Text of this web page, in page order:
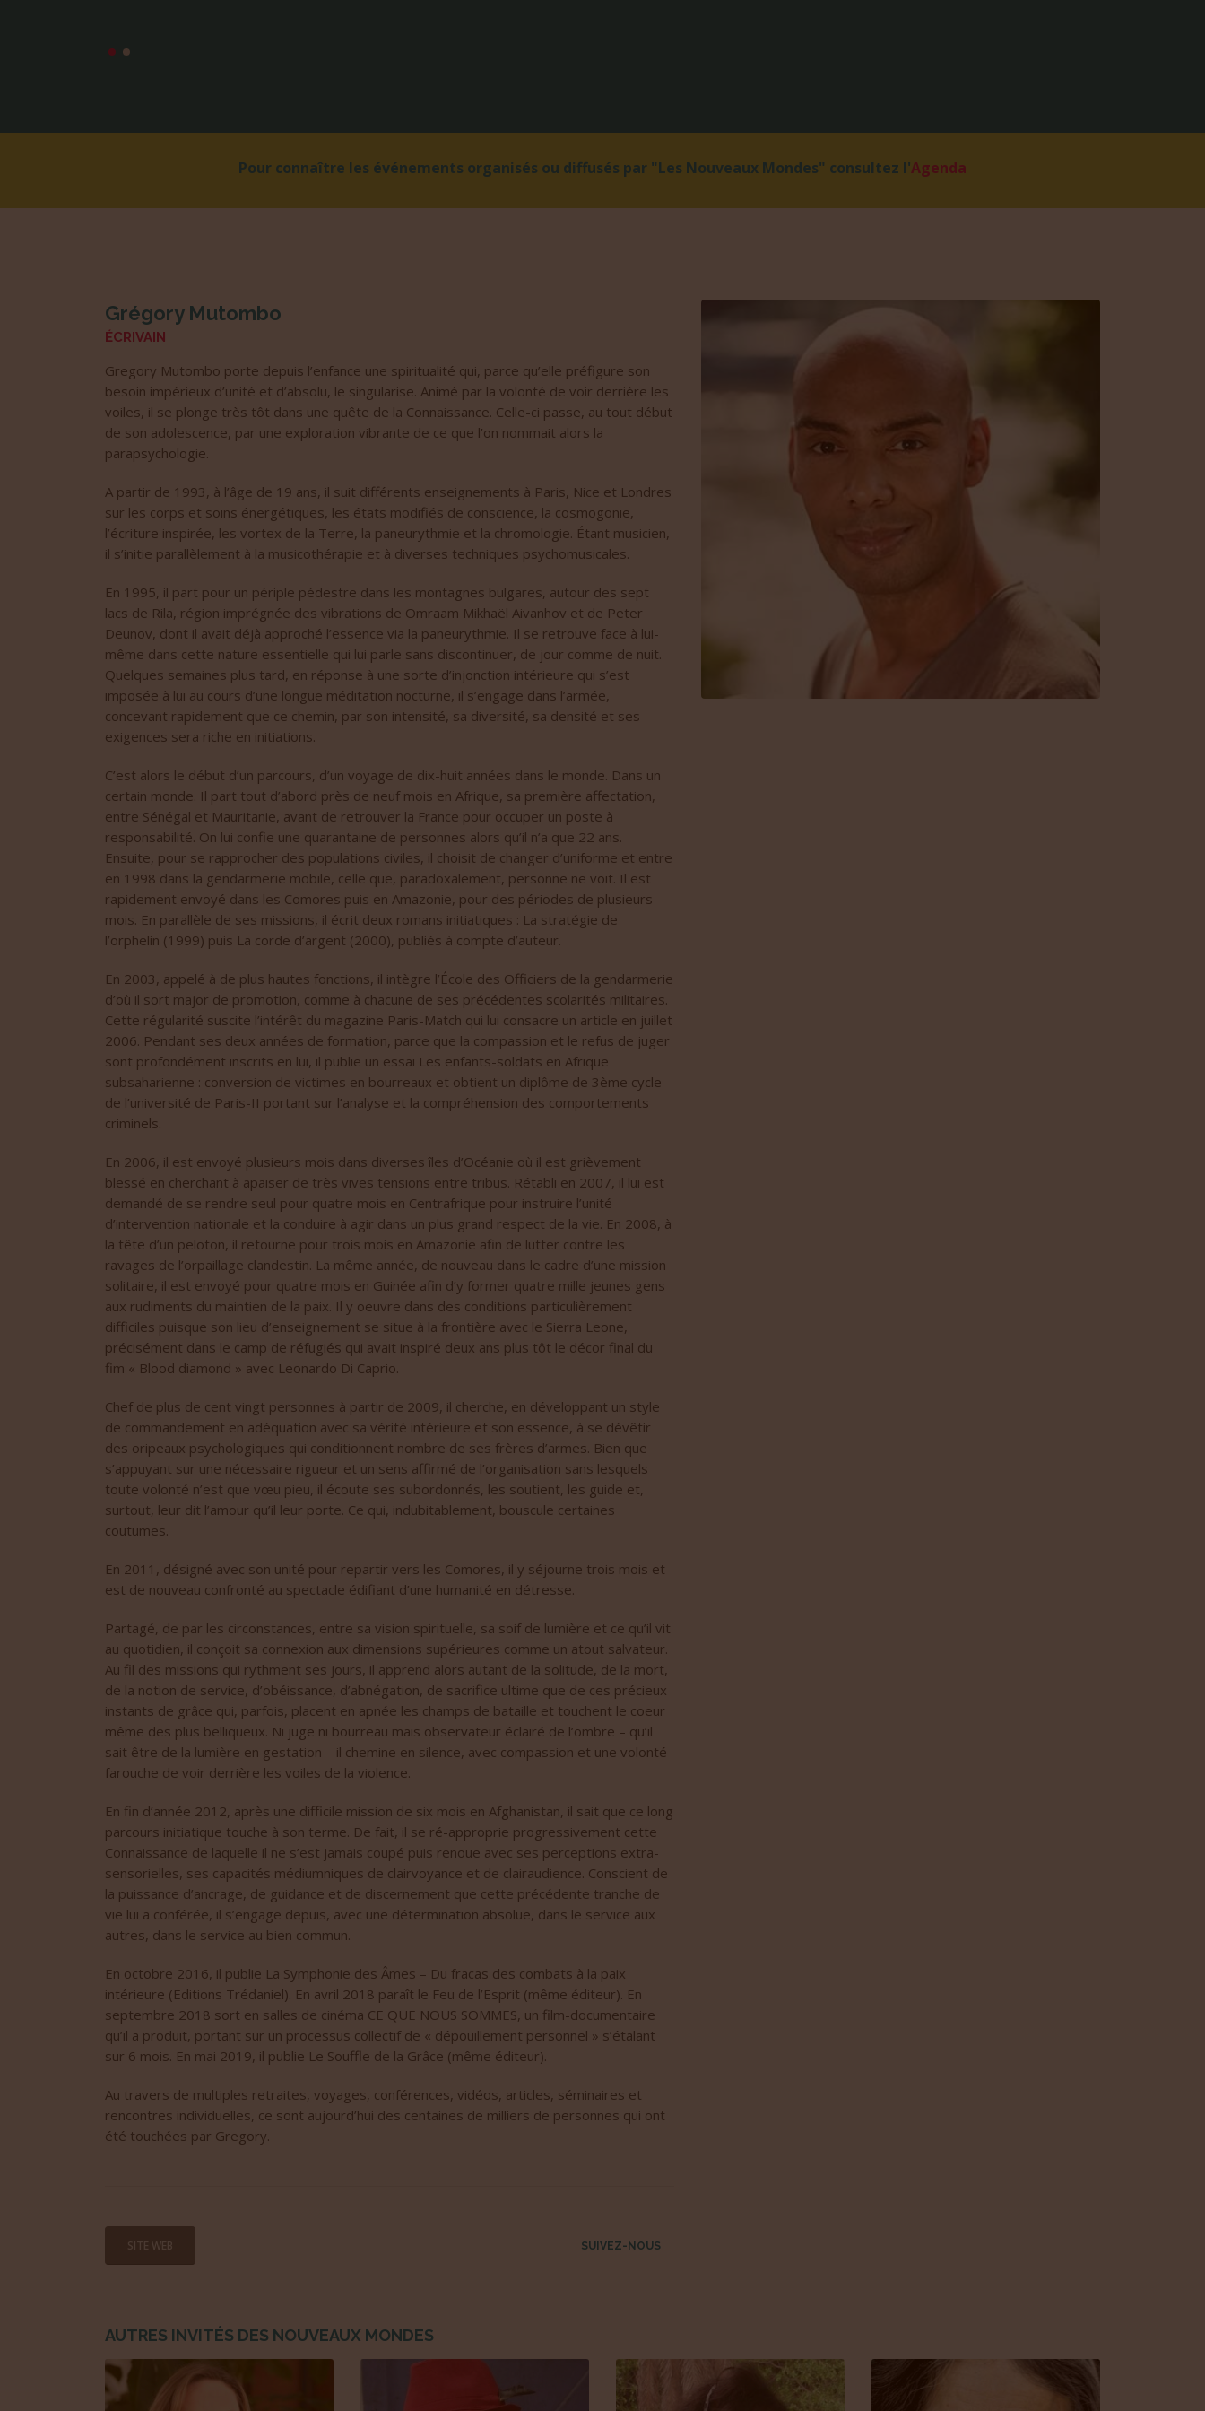
Pour connaître les événements organisés ou diffusés par "Les Nouveaux Mondes" consultez l'Agenda
Grégory Mutombo
ÉCRIVAIN
Gregory Mutombo porte depuis l’enfance une spiritualité qui, parce qu’elle préfigure son
besoin impérieux d’unité et d’absolu, le singularise. Animé par la volonté de voir derrière les
voiles, il se plonge très tôt dans une quête de la Connaissance. Celle-ci passe, au tout début
de son adolescence, par une exploration vibrante de ce que l’on nommait alors la
parapsychologie.
A partir de 1993, à l’âge de 19 ans, il suit différents enseignements à Paris, Nice et Londres
sur les corps et soins énergétiques, les états modifiés de conscience, la cosmogonie,
l’écriture inspirée, les vortex de la Terre, la paneurythmie et la chromologie. Étant musicien,
il s’initie parallèlement à la musicothérapie et à diverses techniques psychomusicales.
En 1995, il part pour un périple pédestre dans les montagnes bulgares, autour des sept
lacs de Rila, région imprégnée des vibrations de Omraam Mikhaël Aivanhov et de Peter
Deunov, dont il avait déjà approché l’essence via la paneurythmie. Il se retrouve face à lui-
même dans cette nature essentielle qui lui parle sans discontinuer, de jour comme de nuit.
Quelques semaines plus tard, en réponse à une sorte d’injonction intérieure qui s’est
imposée à lui au cours d’une longue méditation nocturne, il s’engage dans l’armée,
concevant rapidement que ce chemin, par son intensité, sa diversité, sa densité et ses
exigences sera riche en initiations.
C’est alors le début d’un parcours, d’un voyage de dix-huit années dans le monde. Dans un
certain monde. Il part tout d’abord près de neuf mois en Afrique, sa première affectation,
entre Sénégal et Mauritanie, avant de retrouver la France pour occuper un poste à
responsabilité. On lui confie une quarantaine de personnes alors qu’il n’a que 22 ans.
Ensuite, pour se rapprocher des populations civiles, il choisit de changer d’uniforme et entre
en 1998 dans la gendarmerie mobile, celle que, paradoxalement, personne ne voit. Il est
rapidement envoyé dans les Comores puis en Amazonie, pour des périodes de plusieurs
mois. En parallèle de ses missions, il écrit deux romans initiatiques : La stratégie de
l’orphelin (1999) puis La corde d’argent (2000), publiés à compte d’auteur.
En 2003, appelé à de plus hautes fonctions, il intègre l’École des Officiers de la gendarmerie
d’où il sort major de promotion, comme à chacune de ses précédentes scolarités militaires.
Cette régularité suscite l’intérêt du magazine Paris-Match qui lui consacre un article en juillet
2006. Pendant ses deux années de formation, parce que la compassion et le refus de juger
sont profondément inscrits en lui, il publie un essai Les enfants-soldats en Afrique
subsaharienne : conversion de victimes en bourreaux et obtient un diplôme de 3ème cycle
de l’université de Paris-II portant sur l’analyse et la compréhension des comportements
criminels.
En 2006, il est envoyé plusieurs mois dans diverses îles d’Océanie où il est grièvement
blessé en cherchant à apaiser de très vives tensions entre tribus. Rétabli en 2007, il lui est
demandé de se rendre seul pour quatre mois en Centrafrique pour instruire l’unité
d’intervention nationale et la conduire à agir dans un plus grand respect de la vie. En 2008, à
la tête d’un peloton, il retourne pour trois mois en Amazonie afin de lutter contre les
ravages de l’orpaillage clandestin. La même année, de nouveau dans le cadre d’une mission
solitaire, il est envoyé pour quatre mois en Guinée afin d’y former quatre mille jeunes gens
aux rudiments du maintien de la paix. Il y oeuvre dans des conditions particulièrement
difficiles puisque son lieu d’enseignement se situe à la frontière avec le Sierra Leone,
précisément dans le camp de réfugiés qui avait inspiré deux ans plus tôt le décor final du
fim « Blood diamond » avec Leonardo Di Caprio.
Chef de plus de cent vingt personnes à partir de 2009, il cherche, en développant un style
de commandement en adéquation avec sa vérité intérieure et son essence, à se dévêtir
des oripeaux psychologiques qui conditionnent nombre de ses frères d’armes. Bien que
s’appuyant sur une nécessaire rigueur et un sens affirmé de l’organisation sans lesquels
toute volonté n’est que vœu pieu, il écoute ses subordonnés, les soutient, les guide et,
surtout, leur dit l’amour qu’il leur porte. Ce qui, indubitablement, bouscule certaines
coutumes.
En 2011, désigné avec son unité pour repartir vers les Comores, il y séjourne trois mois et
est de nouveau confronté au spectacle édifiant d’une humanité en détresse.
Partagé, de par les circonstances, entre sa vision spirituelle, sa soif de lumière et ce qu’il vit
au quotidien, il conçoit sa connexion aux dimensions supérieures comme un atout salvateur.
Au fil des missions qui rythment ses jours, il apprend alors autant de la solitude, de la mort,
de la notion de service, d’obéissance, d’abnégation, de sacrifice ultime que de ces précieux
instants de grâce qui, parfois, placent en apnée les champs de bataille et touchent le coeur
même des plus belliqueux. Ni juge ni bourreau mais observateur éclairé de l’ombre – qu’il
sait être de la lumière en gestation – il chemine en silence, avec compassion et une volonté
farouche de voir derrière les voiles de la violence.
En fin d’année 2012, après une difficile mission de six mois en Afghanistan, il sait que ce long
parcours initiatique touche à son terme. De fait, il se ré-approprie progressivement cette
Connaissance de laquelle il ne s’est jamais coupé puis renoue avec ses perceptions extra-
sensorielles, ses capacités médiumniques de clairvoyance et de clairaudience. Conscient de
la puissance d’ancrage, de guidance et de discernement que cette précédente tranche de
vie lui a conférée, il s’engage depuis, avec une détermination absolue, dans le service aux
autres, dans le service au bien commun.
En octobre 2016, il publie La Symphonie des Âmes – Du fracas des combats à la paix
intérieure (Editions Trédaniel). En avril 2018 paraît le Feu de l’Esprit (même éditeur). En
septembre 2018 sort en salles de cinéma CE QUE NOUS SOMMES, un film-documentaire
qu’il a produit, portant sur un processus collectif de « dépouillement personnel » s’étalant
sur 6 mois. En mai 2019, il publie Le Souffle de la Grâce (même éditeur).
Au travers de multiples retraites, voyages, conférences, vidéos, articles, séminaires et
rencontres individuelles, ce sont aujourd’hui des centaines de milliers de personnes qui ont
été touchées par Gregory.
SITE WEB SUIVEZ-NOUS
AUTRES INVITÉS DES NOUVEAUX MONDES